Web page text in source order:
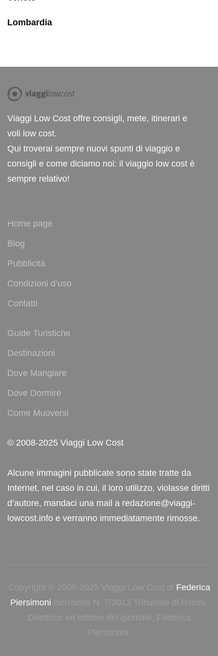
Lombardia
Viaggi Low Cost offre consigli, mete, itinerari e
voli low cost.
Qui troverai sempre nuovi spunti di viaggio e
consigli e come diciamo noi: il viaggio low cost è
sempre relativo!
Home page
Blog
Pubblicità
Condizioni d’uso
Contatti
Guide Turistiche
Destinazioni
Dove Mangiare
Dove Dormire
Come Muoversi
© 2008-2025 Viaggi Low Cost
Alcune immagini pubblicate sono state tratte da
Internet, nel caso in cui, il loro utilizzo, violasse diritti
d’autore, mandaci una mail a redazione@viaggi-
lowcost.info e verranno immediatamente rimosse.
Copyright © 2008-2025 Viaggi Low Cost di Federica
Piersimoni Iscrizione N. 7/2013 Tribunale di Rimini.
Direttrice ed editore del giornale, Federica
Piersimoni.